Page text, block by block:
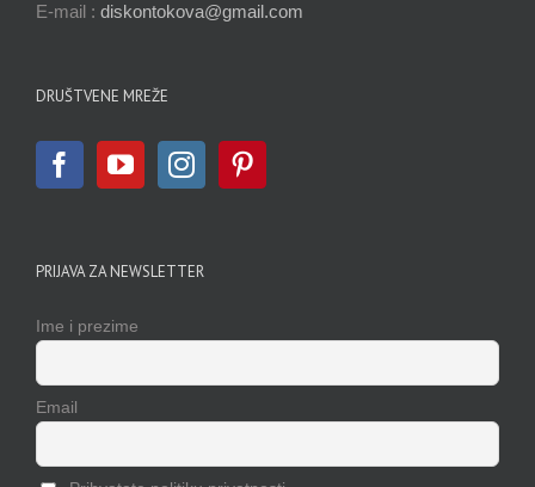
E-mail : diskontokova@gmail.com
DRUŠTVENE MREŽE
PRIJAVA ZA NEWSLETTER
Ime i prezime
Email